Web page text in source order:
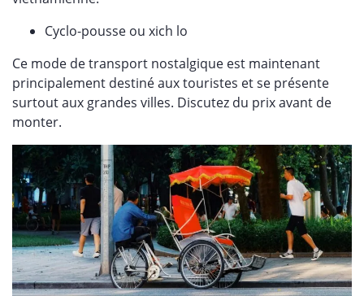
Cyclo-pousse ou xich lo
Ce mode de transport nostalgique est maintenant
principalement destiné aux touristes et se présente
surtout aux grandes villes. Discutez du prix avant de
monter.